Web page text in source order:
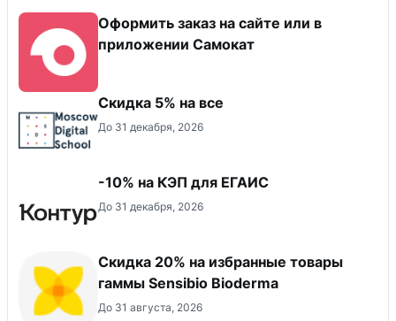
Оформить заказ на сайте или в
приложении Самокат
Скидка 5% на все
До 31 декабря, 2026
-10% на КЭП для ЕГАИС
До 31 декабря, 2026
Скидка 20% на избранные товары
гаммы Sensibio Bioderma
До 31 августа, 2026